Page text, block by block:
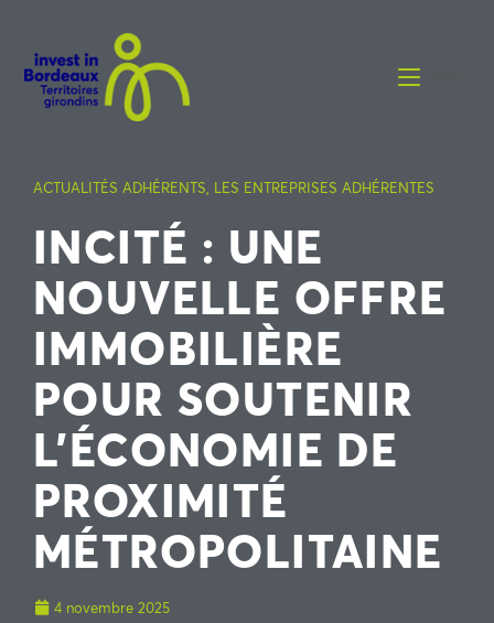
ACTUALITÉS ADHÉRENTS, LES ENTREPRISES ADHÉRENTES
INCITÉ : UNE
NOUVELLE OFFRE
IMMOBILIÈRE
POUR SOUTENIR
L’ÉCONOMIE DE
PROXIMITÉ
MÉTROPOLITAINE
4 novembre 2025